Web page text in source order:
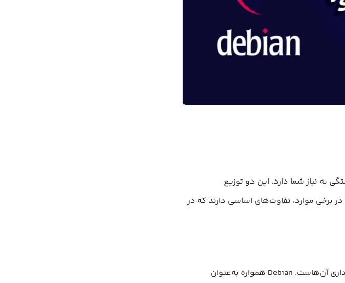
به نیاز شما دارد. این دو توزیع
برخی موارد، تفاوت‌های اساسی دارند که در
اصلی‌ترین وجه مقایسه دبیان و اوبونتو، پایداری آن‌هاست. Debian همواره به‌عنوان